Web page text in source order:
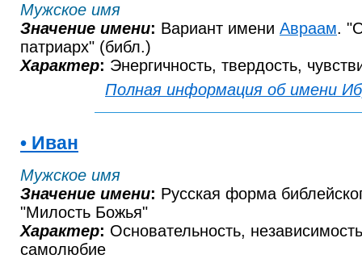
Мужское имя
Значение имени: Вариант имени Авраам.
патриарх" (библ.)
Характер: Энергичность, твердость,
Полная информация об имени
• Иван
Мужское имя
Значение имени: Русская форма
"Милость Божья"
Характер: Основательность,
самолюбие